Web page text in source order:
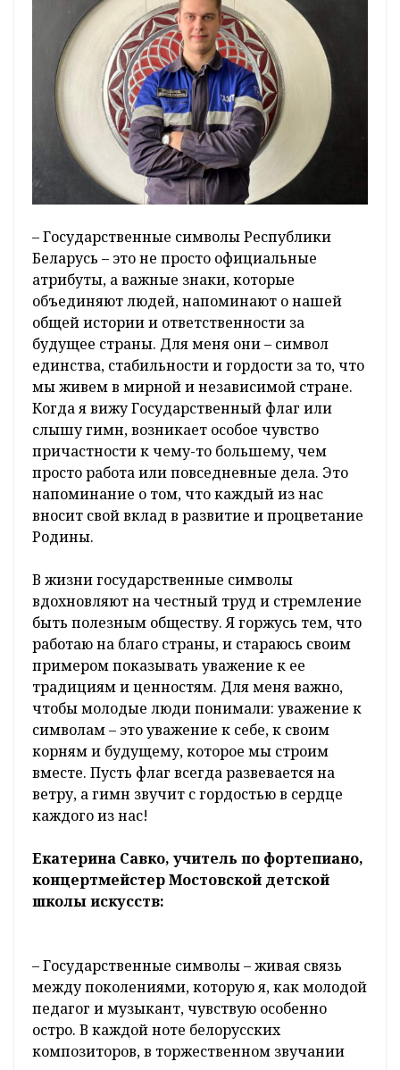
– Государственные символы Республики
Беларусь – это не просто официальные
атрибуты, а важные знаки, которые
объединяют людей, напоминают о нашей
общей истории и ответственности за
будущее страны. Для меня они – символ
единства, стабильности и гордости за то, что
мы живем в мирной и независимой стране.
Когда я вижу Государственный флаг или
слышу гимн, возникает особое чувство
причастности к чему-то большему, чем
просто работа или повседневные дела. Это
напоминание о том, что каждый из нас
вносит свой вклад в развитие и процветание
Родины.
В жизни государственные символы
вдохновляют на честный труд и стремление
быть полезным обществу. Я горжусь тем, что
работаю на благо страны, и стараюсь своим
примером показывать уважение к ее
традициям и ценностям. Для меня важно,
чтобы молодые люди понимали: уважение к
символам – это уважение к себе, к своим
корням и будущему, которое мы строим
вместе. Пусть флаг всегда развевается на
ветру, а гимн звучит с гордостью в сердце
каждого из нас!
Екатерина Савко, учитель по фортепиано,
концертмейстер Мостовской детской
школы искусств: